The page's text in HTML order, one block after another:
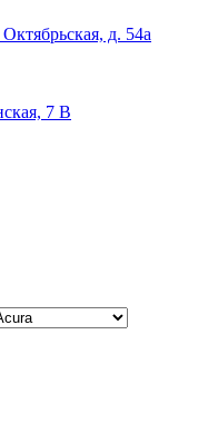
д. 54а
7 В